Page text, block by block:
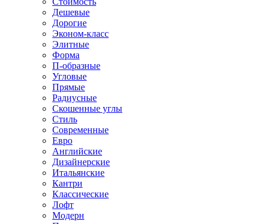
Дешевые
Дорогие
Эконом-класс
Элитные
Форма
П-образные
Угловые
Прямые
Радиусные
Скошенные углы
Стиль
Современные
Евро
Английские
Дизайнерские
Итальянские
Кантри
Классические
Лофт
Модерн